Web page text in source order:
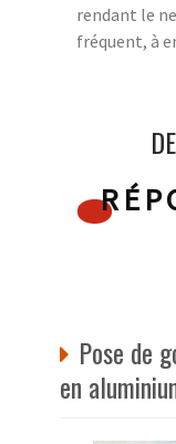
rendant le
fréquent, à
Pose de
en